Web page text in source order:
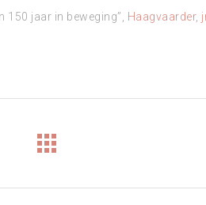
150 jaar in beweging”, Haagvaarder,